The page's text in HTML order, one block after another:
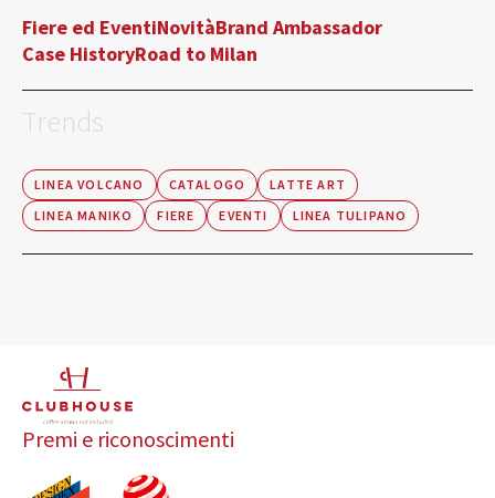
Fiere ed EventiNovitàBrand Ambassador
Case HistoryRoad to Milan
Trends
LINEA VOLCANO CATALOGO
LATTE ART
LINEA MANIKO
FIERE EVENTI LINEA TULIPANO
Premi e riconoscimenti